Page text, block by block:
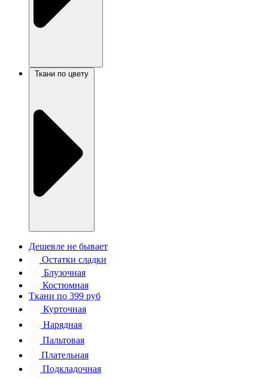
Дешевле не бывает
Остатки сладки
Блузочная
Костюмная
Ткани по 399 руб
Курточная
Нарядная
Пальтовая
Плательная
Подкладочная